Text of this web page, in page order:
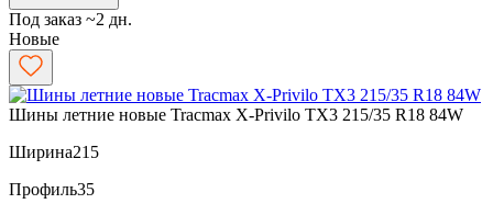
Под заказ ~2 дн.
Новые
Шины летние новые Tracmax X-Privilo TX3 215/35 R18 84W
Ширина215
Профиль35